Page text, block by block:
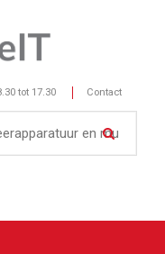
tot 17.30 Contact